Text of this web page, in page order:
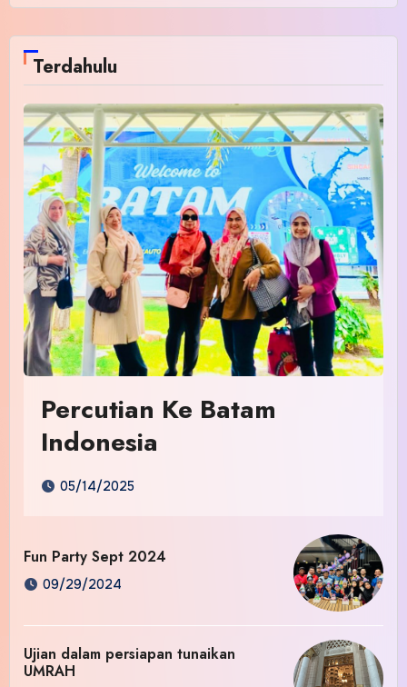
Terdahulu
Percutian Ke Batam
Indonesia
05/14/2025
Fun Party Sept 2024
09/29/2024
Ujian dalam persiapan tunaikan
UMRAH